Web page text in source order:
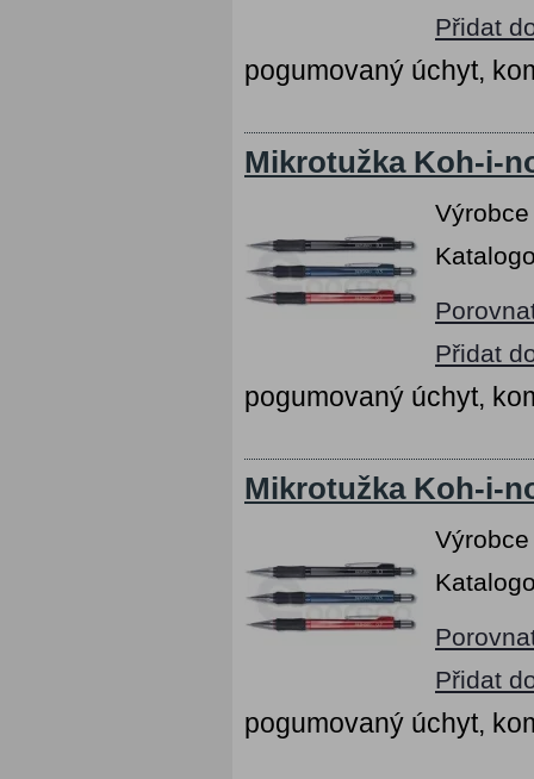
Přidat
pogumovaný úchyt,
Mikrotužka Koh-i-
Přidat
pogumovaný úchyt,
Mikrotužka Koh-i-
Přidat
pogumovaný úchyt,